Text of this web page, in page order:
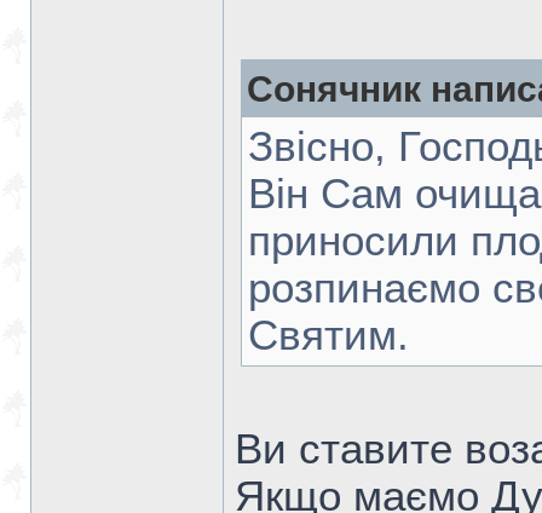
Сонячник
Звісно,
Він Сам
приносили
розпинаємо
Святим.
Ви ставите
Якщо маємо